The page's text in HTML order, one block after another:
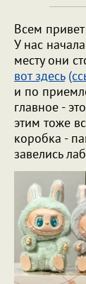
Всем
У нас
месту они
вот здесь
и по
главное -
этим тоже
коробка -
завелись